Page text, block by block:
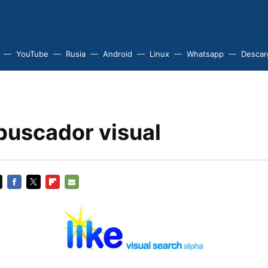
YouTube Rusia Android Linux Whatsapp
visual
MAIL